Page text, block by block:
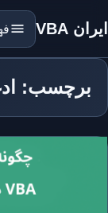
ایران VBA
برچسب: